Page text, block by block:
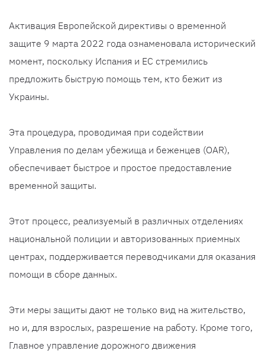
Активация Европейской директивы о временной
защите 9 марта 2022 года ознаменовала исторический
момент, поскольку Испания и ЕС стремились
предложить быструю помощь тем, кто бежит из
Украины.
Эта процедура, проводимая при содействии
Управления по делам убежища и беженцев (OAR),
обеспечивает быстрое и простое предоставление
временной защиты.
Этот процесс, реализуемый в различных отделениях
национальной полиции и авторизованных приемных
центрах, поддерживается переводчиками для оказания
помощи в сборе данных.
Эти меры защиты дают не только вид на жительство,
но и, для взрослых, разрешение на работу. Кроме того,
Главное управление дорожного движения